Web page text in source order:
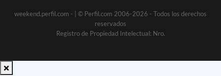
weekend.perfil.com - | © Perfil.com 2006-2026 - Todos los derechos
reservados
Registro de Propiedad Intelectual: Nro.